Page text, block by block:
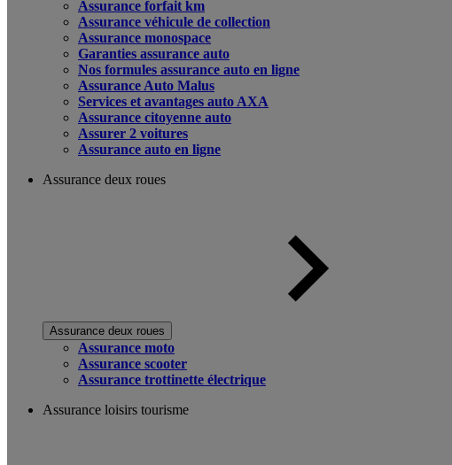
Assurance forfait km
Assurance véhicule de collection
Assurance monospace
Garanties assurance auto
Nos formules assurance auto en ligne
Assurance Auto Malus
Services et avantages auto AXA
Assurance citoyenne auto
Assurer 2 voitures
Assurance auto en ligne
Assurance deux roues
Assurance deux roues
Assurance moto
Assurance scooter
Assurance trottinette électrique
Assurance loisirs tourisme